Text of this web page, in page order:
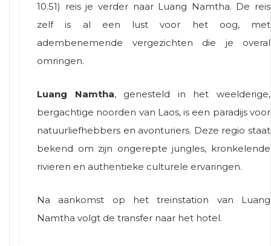
10.51) reis je verder naar Luang Namtha. De reis
zelf is al een lust voor het oog, met
adembenemende vergezichten die je overal
omringen.
Luang Namtha, genesteld in het weelderige,
bergachtige noorden van Laos, is een paradijs voor
natuurliefhebbers en avonturiers. Deze regio staat
bekend om zijn ongerepte jungles, kronkelende
rivieren en authentieke culturele ervaringen.
Na aankomst op het treinstation van Luang
Namtha volgt de transfer naar het hotel.